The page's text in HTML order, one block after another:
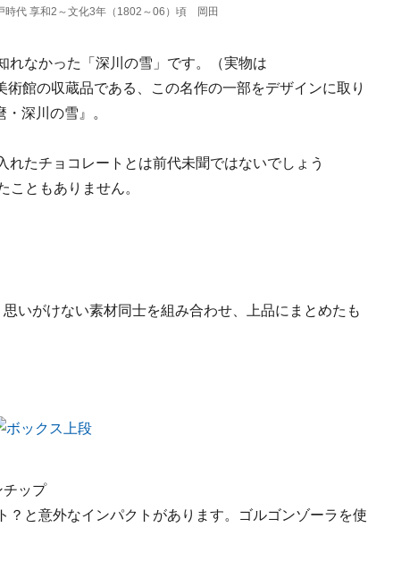
時代 享和2～文化3年（1802～06）頃 岡田
れなかった「深川の雪」です。（実物は
館の収蔵品である、この名作の一部をデザインに取り
深川の雪』。
たチョコレートとは前代未聞ではないでしょう
ともありません。
いがけない素材同士を組み合わせ、上品にまとめたも
チップ
と意外なインパクトがあります。ゴルゴンゾーラを使